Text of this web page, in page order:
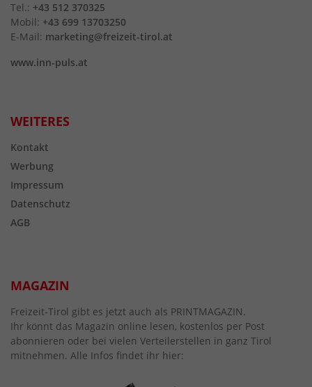
Tel.: +43 512 370325
Mobil: +43 699 13703250
E-Mail: marketing@freizeit-tirol.at
www.inn-puls.at
WEITERES
Kontakt
Werbung
Impressum
Datenschutz
AGB
MAGAZIN
Freizeit-Tirol gibt es jetzt auch als PRINTMAGAZIN.
Ihr könnt das Magazin online lesen, kostenlos per Post
abonnieren oder bei vielen Verteilerstellen in ganz Tirol
mitnehmen. Alle Infos findet ihr hier: